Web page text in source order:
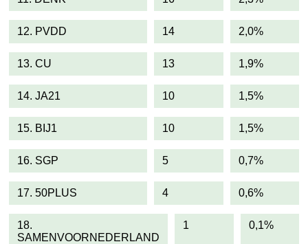
12. PVDD 14 2,0%
13. CU 13 1,9%
14. JA21 10 1,5%
15. BIJ1 10 1,5%
16. SGP 5 0,7%
17. 50PLUS 4 0,6%
18.
SAMENVOORNEDERLAND
1 0,1%